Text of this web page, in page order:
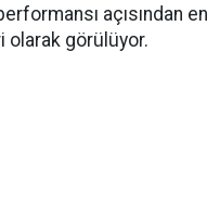
açısından
olarak görülüyor.